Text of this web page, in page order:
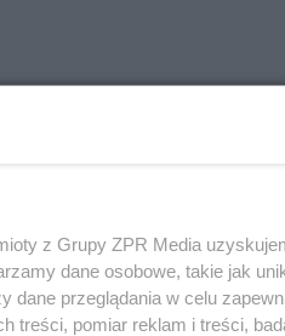
że sprawczynią
z
z Grupy ZPR Media
dane osobowe, takie jak
dane przeglądania w celu
treści, pomiar reklam i treści,